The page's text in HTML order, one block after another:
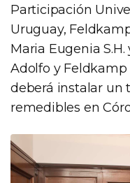
Participación
Uruguay,
Maria Eugenia
Adolfo y Feldkamp
deberá instalar un
remedibles en